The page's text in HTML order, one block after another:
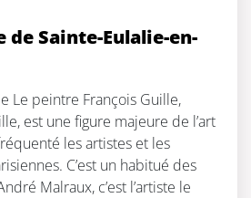
Sainte-Eulalie-en-
Le peintre François Guille,
est une figure majeure de l’art
les artistes et les
C’est un habitué des
Malraux, c’est l’artiste le